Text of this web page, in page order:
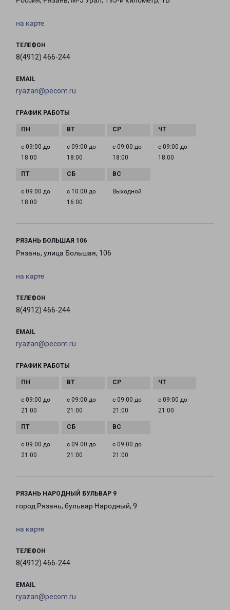
на карте
ТЕЛЕФОН
8(4912) 466-244
EMAIL
ryazan@pecom.ru
ГРАФИК РАБОТЫ
с 09:00 до
18:00
с 09:00 до
18:00
с 09:00 до
18:00
с 09:00 до
18:00
с 09:00 до
18:00
с 10:00 до
16:00
Выходной
РЯЗАНЬ БОЛЬШАЯ 106
Рязань, улица Большая, 106
на карте
ТЕЛЕФОН
8(4912) 466-244
EMAIL
ryazan@pecom.ru
ГРАФИК РАБОТЫ
с 09:00 до
21:00
с 09:00 до
21:00
с 09:00 до
21:00
с 09:00 до
21:00
с 09:00 до
21:00
с 09:00 до
21:00
с 09:00 до
21:00
РЯЗАНЬ НАРОДНЫЙ БУЛЬВАР 9
город Рязань, бульвар Народный, 9
на карте
ТЕЛЕФОН
8(4912) 466-244
EMAIL
ryazan@pecom.ru